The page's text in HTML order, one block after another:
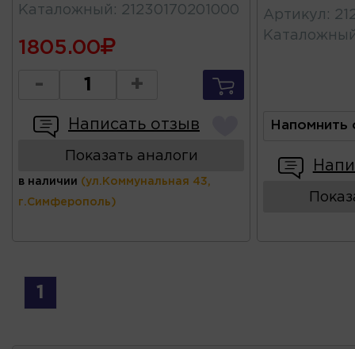
Каталожный : 21230170201000
1805.00
- +
Написать отзыв
Показать аналоги
в наличии (ул.Коммунальная 43,
г.Симферополь)
Артикул :
Напомнить
1